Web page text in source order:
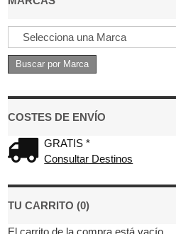
COSTES DE ENVÍO
GRATIS *
Consultar Destinos
TU CARRITO (0)
El carrito de la compra está vacío